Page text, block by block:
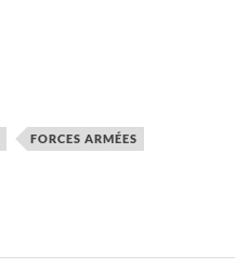
FORCES ARMÉES